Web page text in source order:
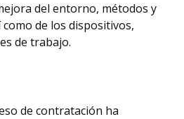
del entorno, métodos y
de los dispositivos,
de trabajo.
de contratación ha